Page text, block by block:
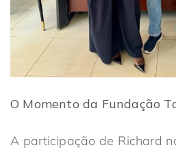
O Momento da Fundação
A participação de Richard